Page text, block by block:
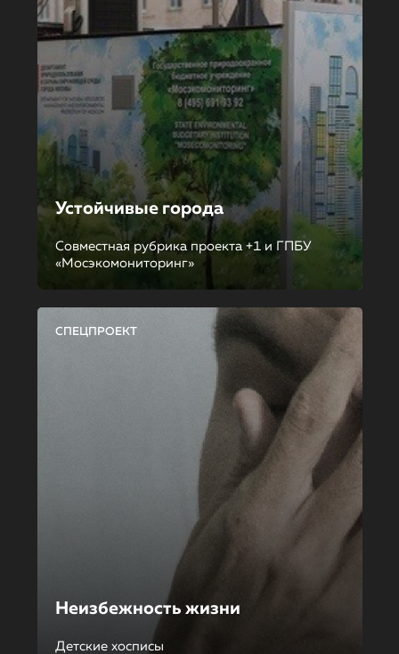
Устойчивые города
Совместная рубрика проекта +1 и ГПБУ
«Мосэкомониторинг»
СПЕЦПРОЕКТ
Неизбежность жизни
Детские хосписы